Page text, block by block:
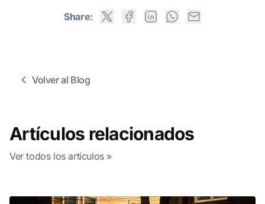
Share:
Volver al Blog
Artículos relacionados
Ver todos los artículos »